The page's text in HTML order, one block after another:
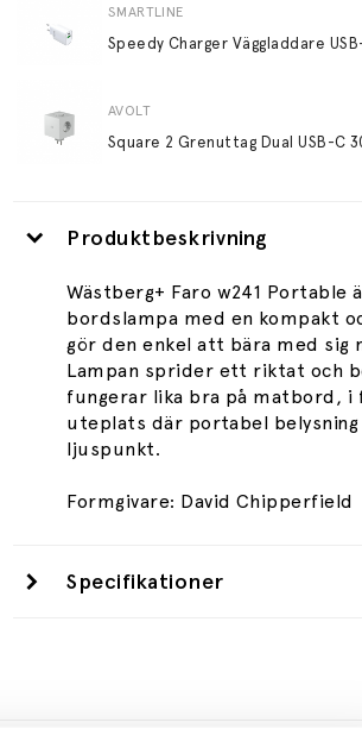
SMARTLINE
AVOLT
Produktbeskrivning
Wästberg+ Faro w241 Portable
bordslampa med en kompakt
gör den enkel att bära med sig
Lampan sprider ett riktat och
fungerar lika bra på matbord, i
uteplats där portabel
ljuspunkt.
Formgivare: David Chipperfield
Specifikationer